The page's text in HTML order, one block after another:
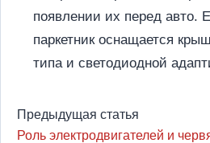
появлении их перед авто.
паркетник оснащается
типа и светодиодной
Предыдущая статья
Роль электродвигателей и